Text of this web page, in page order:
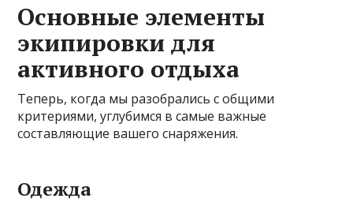
Основные элементы
экипировки для
активного отдыха
Теперь, когда мы разобрались с общими
критериями, углубимся в самые важные
составляющие вашего снаряжения.
Одежда